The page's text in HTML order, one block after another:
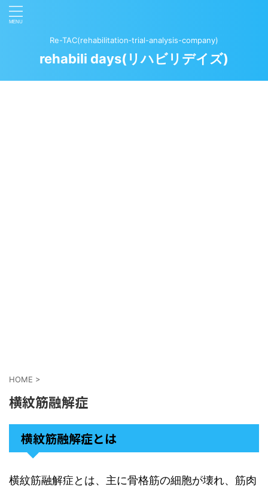
Re-TAC(rehabilitation‐trial-analysis-company)
rehabili days(リハビリデイズ)
HOME >
横紋筋融解症
横紋筋融解症とは
横紋筋融解症とは、主に骨格筋の細胞が壊れ、筋肉